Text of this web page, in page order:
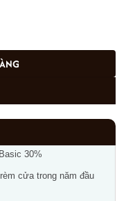
30%
cửa trong năm đầu